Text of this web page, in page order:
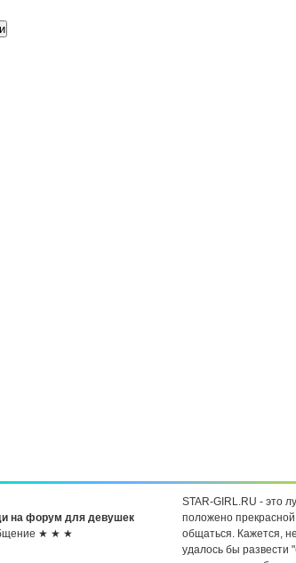
на форум для девушек
★ ★ ★
STAR-GIRL.RU - это
положено
общаться. Кажется,
удалось бы развести